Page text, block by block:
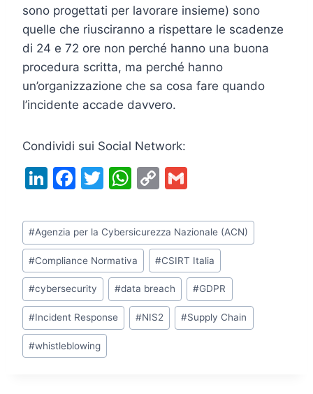
sono progettati per lavorare insieme) sono
quelle che riusciranno a rispettare le scadenze
di 24 e 72 ore non perché hanno una buona
procedura scritta, ma perché hanno
un’organizzazione che sa cosa fare quando
l’incidente accade davvero.
Condividi sui Social Network:
Li
k
e
dI
n
F
c
e
b
o
o
k
T
itt
er
W
at
s
A
p
p
C
p
y
Li
n
k
ai
l
Tag
articolo:
#Agenzia per la Cybersicurezza Nazionale (ACN)
#Compliance Normativa #CSIRT Italia
#cybersecurity #data breach #GDPR
#Incident Response #NIS2 #Supply Chain
#whistleblowing